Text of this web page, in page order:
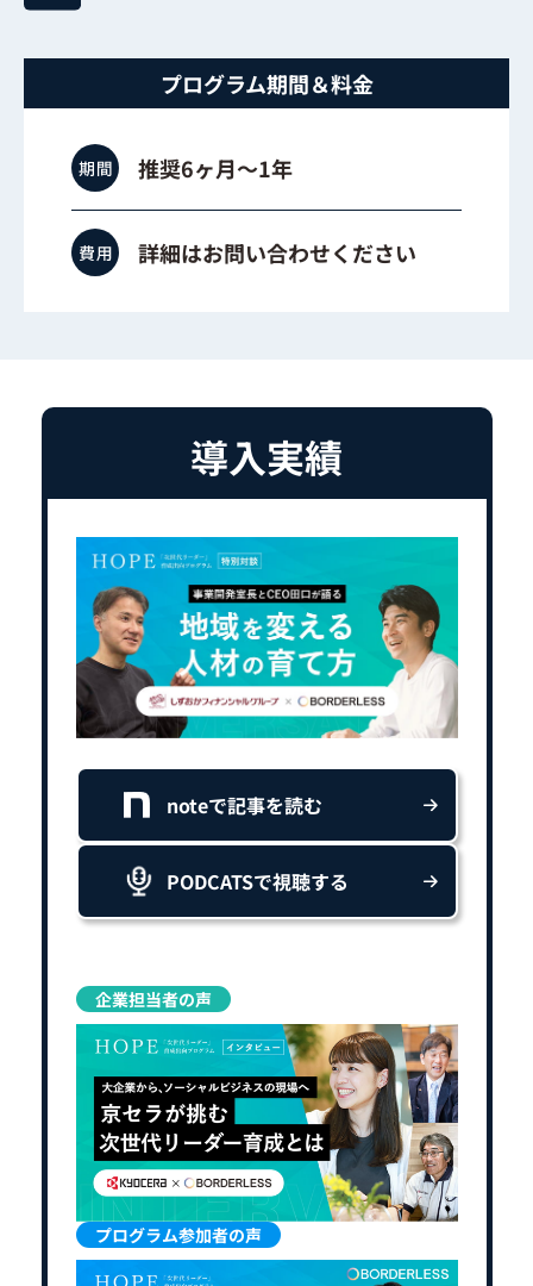
プログラム期間＆料金
推奨6ヶ月〜1年
詳細はお問い合わせください
導入実績
noteで記事を読む
PODCATSで視聴する
企業担当者の声
プログラム参加者の声